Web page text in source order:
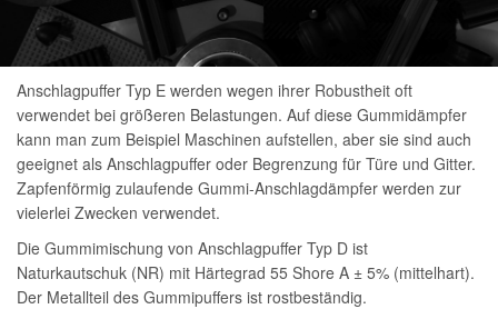
Anschlagpuffer Typ E werden wegen ihrer Robustheit oft
verwendet bei größeren Belastungen. Auf diese Gummidämpfer
kann man zum Beispiel Maschinen aufstellen, aber sie sind auch
geeignet als Anschlagpuffer oder Begrenzung für Türe und Gitter.
Zapfenförmig zulaufende Gummi-Anschlagdämpfer werden zur
vielerlei Zwecken verwendet.
Die Gummimischung von Anschlagpuffer Typ D ist
Naturkautschuk (NR) mit Härtegrad 55 Shore A ± 5% (mittelhart).
Der Metallteil des Gummipuffers ist rostbeständig.